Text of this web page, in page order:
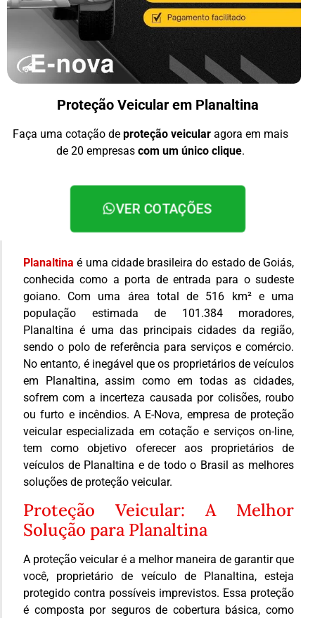
Proteção Veicular em Planaltina
Faça uma cotação de proteção veicular agora em mais
de 20 empresas com um único clique.
VER COTAÇÕES
Planaltina é uma cidade brasileira do estado de Goiás,
conhecida como a porta de entrada para o sudeste
goiano. Com uma área total de 516 km² e uma
população estimada de 101.384 moradores,
Planaltina é uma das principais cidades da região,
sendo o polo de referência para serviços e comércio.
No entanto, é inegável que os proprietários de veículos
em Planaltina, assim como em todas as cidades,
sofrem com a incerteza causada por colisões, roubo
ou furto e incêndios. A E-Nova, empresa de proteção
veicular especializada em cotação e serviços on-line,
tem como objetivo oferecer aos proprietários de
veículos de Planaltina e de todo o Brasil as melhores
soluções de proteção veicular.
Proteção Veicular: A Melhor
Solução para Planaltina
A proteção veicular é a melhor maneira de garantir que
você, proprietário de veículo de Planaltina, esteja
protegido contra possíveis imprevistos. Essa proteção
é composta por seguros de cobertura básica, como